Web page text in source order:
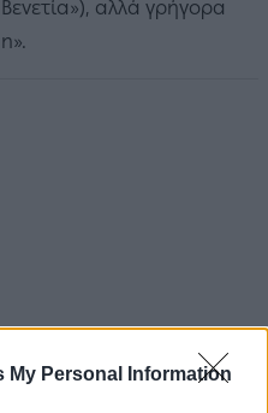
My Personal Information
αλλά γρήγορα